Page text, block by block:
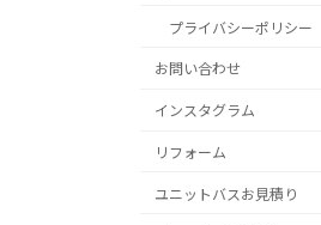
プライバシーポリシー
お問い合わせ
インスタグラム
リフォーム
ユニットバスお見積り